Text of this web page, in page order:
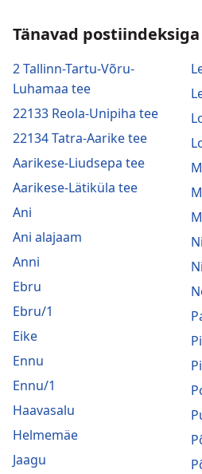
Tänavad postiindeksiga
2 Tallinn-Tartu-Võru-
Luhamaa tee
22133 Reola-Unipiha tee
22134 Tatra-Aarike tee
Aarikese-Liudsepa tee
Aarikese-Lätiküla tee
Ani
Ani alajaam
Anni
Ebru
Ebru/1
Eike
Ennu
Ennu/1
Haavasalu
Helmemäe
Jaagu